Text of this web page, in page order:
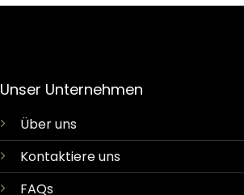
Unser Unternehmen
Über uns
Kontaktiere uns
FAQs